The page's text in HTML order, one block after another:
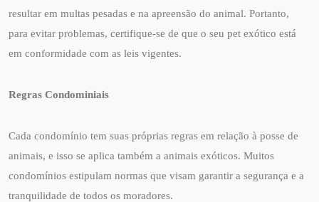
resultar em multas pesadas e na apreensão do animal. Portanto,
para evitar problemas, certifique-se de que o seu pet exótico está
em conformidade com as leis vigentes.
Regras Condominiais
Cada condomínio tem suas próprias regras em relação à posse de
animais, e isso se aplica também a animais exóticos. Muitos
condomínios estipulam normas que visam garantir a segurança e a
tranquilidade de todos os moradores.